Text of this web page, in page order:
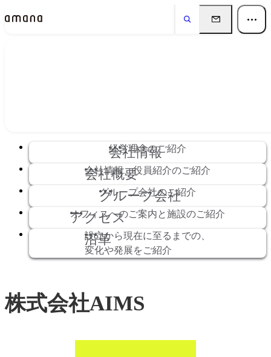
会社情報
経営理念のご紹介
会社概要
会社情報、役員紹介のご紹介
グループ会社
グループ会社のご紹介
アクセス
オフィスへのご案内と施設のご紹介
沿革
設立から現在に至るまでの、
変化や発展をご紹介
株式会社AIMS